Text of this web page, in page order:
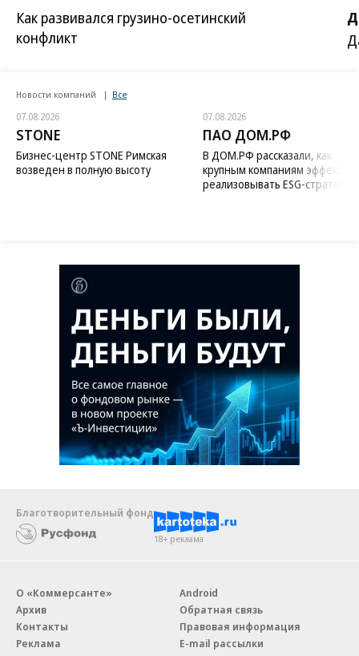
Как развивался грузино-осетинский
конфликт
Новости компаний Все
07.08.2026
STONE
Бизнес-центр STONE Римская
возведен в полную высоту
07.08.2026
ПАО ДОМ.РФ
В ДОМ.РФ рассказали, как
крупным компаниям
реализовывать ESG-стратегию
Благотворительный фонд
18+ реклама
О «Коммерсанте»
Архив
Контакты
Реклама
Android
Обратная связь
Правовая информация
E-mail рассылки